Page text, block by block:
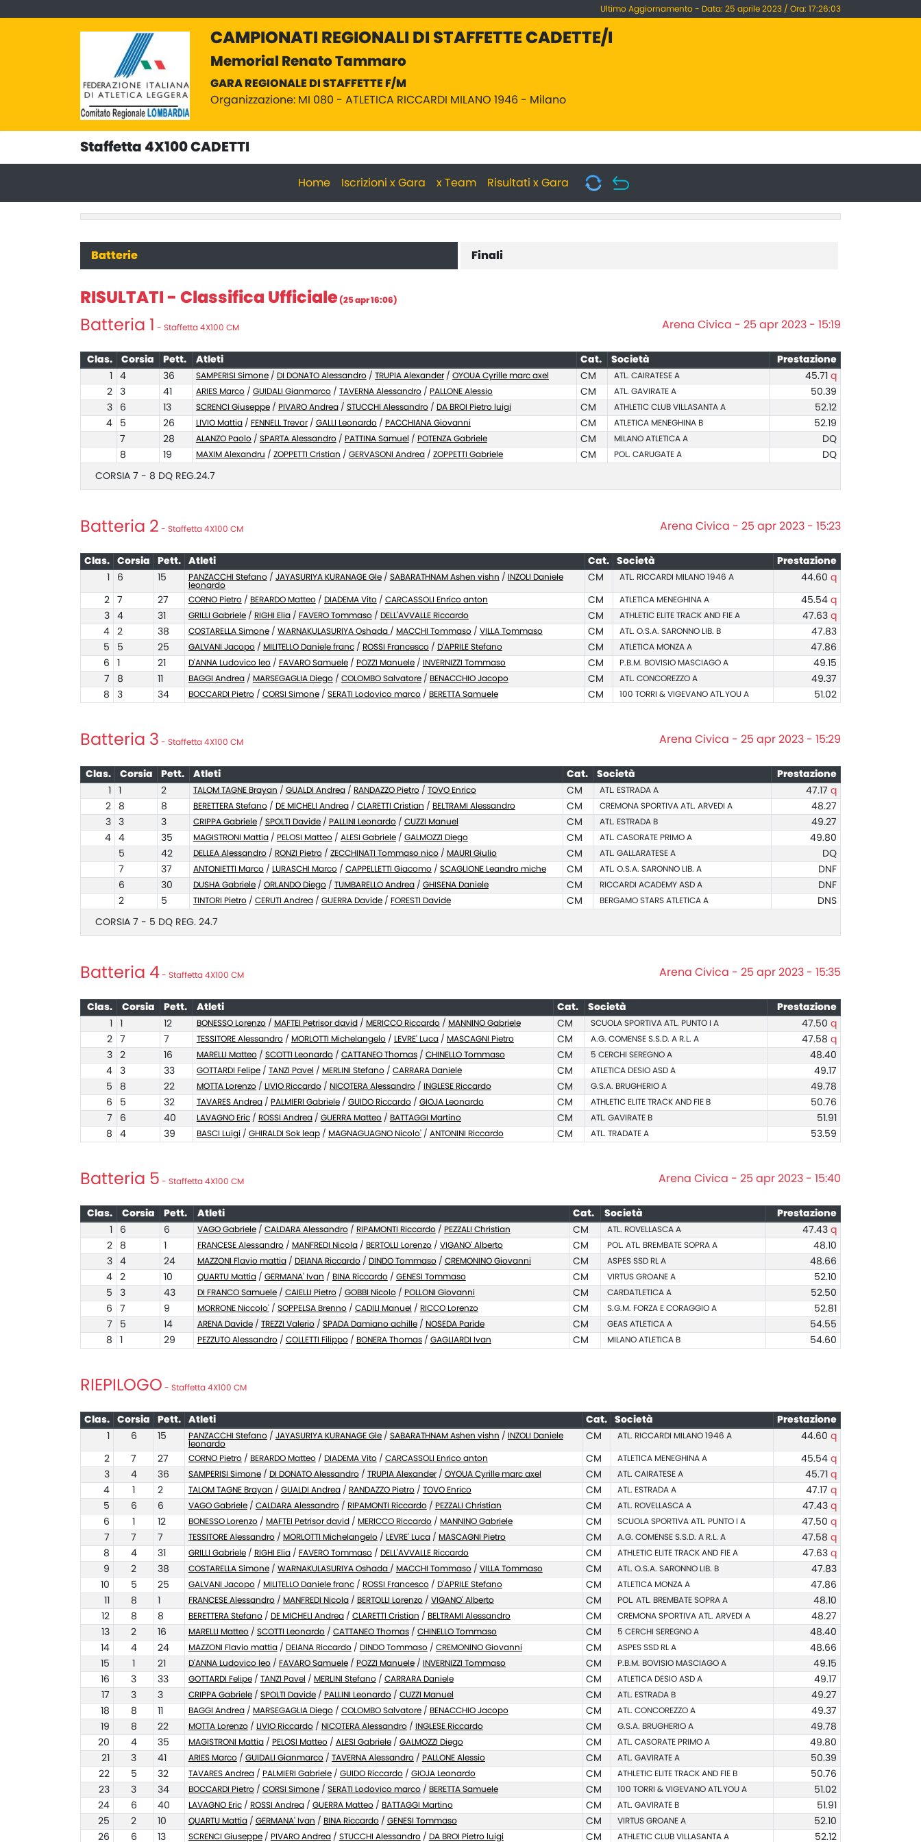
Ultimo Aggiornamento - Data: 25 aprile 2023 / Ora: 17:26:03
CAMPIONATI REGIONALI DI STAFFETTE CADETTE/I
Memorial Renato Tammaro
GARA REGIONALE DI STAFFETTE F/M
Organizzazione: MI 080 - ATLETICA RICCARDI MILANO 1946 - Milano
Staffetta 4X100 CADETTI
Home Iscrizioni x Gara x Team Risultati x Gara
Batterie Finali
RISULTATI - Classifica Ufficiale (25 apr 16:06)
Batteria 1 - Staffetta 4X100 CM Arena Civica - 25 apr 2023 - 15:19
Clas. Corsia Pett. Atleti Cat. Società
Prestazione
1
4 36 SAMPERISI Simone/ DI DONATO Alessandro/ TRUPIA Alexander/ OYOUA Cyrille marc axel CM ATL. CAIRATESE A 45.71 q
2
3 41 ARIES Marco/ GUIDALI Gianmarco/ TAVERNA Alessandro/ PALLONE Alessio CM ATL. GAVIRATE A
50.39
3
6 13 SCRENCI Giuseppe/ PIVARO Andrea/ STUCCHI Alessandro/ DA BROI Pietro luigi CM ATHLETIC CLUB VILLASANTA A
52.12
4
5 26 LIVIO Mattia/ FENNELL Trevor/ GALLI Leonardo/ PACCHIANA Giovanni CM ATLETICA MENEGHINA B
52.19
7
28 ALANZO Paolo/ SPARTA Alessandro/ PATTINA Samuel / POTENZA Gabriele CM MILANO ATLETICA A
DQ
8
19 MAXIM Alexandru / ZOPPETTI Cristian / GERVASONI Andrea/ ZOPPETTI Gabriele CM POL. CARUGATE A DQ
CORSIA 7 - 8 DQ REG.24.7
Batteria 2 - Staffetta 4X100 CM Arena Civica - 25 apr 2023 - 15:23
Clas. Corsia Pett. Atleti Cat. Società
Prestazione
1
6 15 PANZACCHI Stefano/ JAYASURIYA KURANAGE Gle/ SABARATHNAM Ashen vishn / INZOLI Daniele
leonardo
CM ATL. RICCARDI MILANO 1946 A 44.60 q
2 7 27 CORNO Pietro/ BERARDO Matteo/ DIADEMA Vito/ CARCASSOLI Enrico anton CM ATLETICA MENEGHINA A 45.54 q
3
4 31 GRILLI Gabriele/ RIGHI Elia/ FAVERO Tommaso/ DELL'AVVALLE Riccardo CM ATHLETIC ELITE TRACK AND FIE A 47.63 q
4
2 38 COSTARELLA Simone/ WARNAKULASURIYA Oshada / MACCHI Tommaso/ VILLA Tommaso CM ATL. O.S.A. SARONNO LIB. B
47.83
5
5 25 GALVANI Jacopo/ MILITELLO Daniele franc/ ROSSI Francesco/ D'APRILE Stefano CM ATLETICA MONZA A
47.86
6
1 21 D'ANNA Ludovico leo/ FAVARO Samuele/ POZZI Manuele/ INVERNIZZI Tommaso CM P.B.M. BOVISIO MASCIAGO A
49.15
7
8 11 BAGGI Andrea/ MARSEGAGLIA Diego/ COLOMBO Salvatore/ BENACCHIO Jacopo CM ATL. CONCOREZZO A
49.37
8
3 34 BOCCARDI Pietro/ CORSI Simone/ SERATI Lodovico marco/ BERETTA Samuele CM 100 TORRI & VIGEVANO ATL.YOU A 51.02
Batteria 3 - Staffetta 4X100 CM Arena Civica - 25 apr 2023 - 15:29
Clas. Corsia Pett. Atleti Cat. Società
Prestazione
1
1 2 TALOM TAGNE Brayan / GUALDI Andrea/ RANDAZZO Pietro/ TOVO Enrico CM ATL. ESTRADA A 47.17 q
2
8 8 BERETTERA Stefano/ DE MICHELI Andrea/ CLARETTI Cristian / BELTRAMI Alessandro CM CREMONA SPORTIVA ATL. ARVEDI A
48.27
3
3 3 CRIPPA Gabriele/ SPOLTI Davide/ PALLINI Leonardo/ CUZZI Manuel CM ATL. ESTRADA B
49.27
4
4 35 MAGISTRONI Mattia/ PELOSI Matteo/ ALESI Gabriele/ GALMOZZI Diego CM ATL. CASORATE PRIMO A
49.80
5
42 DELLEA Alessandro/ RONZI Pietro/ ZECCHINATI Tommaso nico/ MAURI Giulio CM ATL. GALLARATESE A
DQ
7
37 ANTONIETTI Marco/ LURASCHI Marco/ CAPPELLETTI Giacomo/ SCAGLIONE Leandro miche CM ATL. O.S.A. SARONNO LIB. A
DNF
6
30 DUSHA Gabriele/ ORLANDO Diego/ TUMBARELLO Andrea/ GHISENA Daniele CM RICCARDI ACADEMY ASD A
DNF
2
5 TINTORI Pietro/ CERUTI Andrea/ GUERRA Davide/ FORESTI Davide CM BERGAMO STARS ATLETICA A DNS
CORSIA 7 - 5 DQ REG. 24.7
Batteria 4 - Staffetta 4X100 CM Arena Civica - 25 apr 2023 - 15:35
Clas. Corsia Pett. Atleti Cat. Società
Prestazione
1
1 12 BONESSO Lorenzo/ MAFTEI Petrisor david / MERICCO Riccardo/ MANNINO Gabriele CM SCUOLA SPORTIVA ATL. PUNTO I A 47.50 q
2
7 7 TESSITORE Alessandro/ MORLOTTI Michelangelo/ LEVRE' Luca/ MASCAGNI Pietro CM A.G. COMENSE S.S.D. A R.L. A 47.58 q
3
2 16 MARELLI Matteo/ SCOTTI Leonardo/ CATTANEO Thomas/ CHINELLO Tommaso CM 5 CERCHI SEREGNO A
48.40
4
3 33 GOTTARDI Felipe/ TANZI Pavel / MERLINI Stefano/ CARRARA Daniele CM ATLETICA DESIO ASD A
49.17
5
8 22 MOTTA Lorenzo/ LIVIO Riccardo/ NICOTERA Alessandro/ INGLESE Riccardo CM G.S.A. BRUGHERIO A
49.78
6
5 32 TAVARES Andrea/ PALMIERI Gabriele/ GUIDO Riccardo/ GIOJA Leonardo CM ATHLETIC ELITE TRACK AND FIE B
50.76
7
6 40 LAVAGNO Eric/ ROSSI Andrea/ GUERRA Matteo/ BATTAGGI Martino CM ATL. GAVIRATE B
51.91
8
4 39 BASCI Luigi/ GHIRALDI Sok leap/ MAGNAGUAGNO Nicolo'/ ANTONINI Riccardo CM ATL. TRADATE A 53.59
Batteria 5 - Staffetta 4X100 CM Arena Civica - 25 apr 2023 - 15:40
Clas. Corsia Pett. Atleti Cat. Società
Prestazione
1
6 6 VAGO Gabriele/ CALDARA Alessandro/ RIPAMONTI Riccardo/ PEZZALI Christian CM ATL. ROVELLASCA A 47.43 q
2
8 1 FRANCESE Alessandro/ MANFREDI Nicola/ BERTOLLI Lorenzo/ VIGANO' Alberto CM POL. ATL. BREMBATE SOPRA A
48.10
3
4 24 MAZZONI Flavio mattia/ DEIANA Riccardo/ DINDO Tommaso/ CREMONINO Giovanni CM ASPES SSD RL A
48.66
4
2 10 QUARTU Mattia/ GERMANA' Ivan / BINA Riccardo/ GENESI Tommaso CM VIRTUS GROANE A
52.10
5
3 43 DI FRANCO Samuele/ CAIELLI Pietro/ GOBBI Nicolo/ POLLONI Giovanni CM CARDATLETICA A
52.50
6
7 9 MORRONE Niccolo'/ SOPPELSA Brenno/ CADILI Manuel / RICCO Lorenzo CM S.G.M. FORZA E CORAGGIO A
52.81
7
5 14 ARENA Davide/ TREZZI Valerio/ SPADA Damiano achille/ NOSEDA Paride CM GEAS ATLETICA A
54.55
8
1 29 PEZZUTO Alessandro/ COLLETTI Filippo/ BONERA Thomas/ GAGLIARDI Ivan CM MILANO ATLETICA B 54.60
RIEPILOGO - Staffetta 4X100 CM
Clas. Corsia Pett. Atleti Cat. Società
Prestazione
1
6 15 PANZACCHI Stefano/ JAYASURIYA KURANAGE Gle/ SABARATHNAM Ashen vishn / INZOLI Daniele
leonardo
CM ATL. RICCARDI MILANO 1946 A 44.60 q
2 7 27 CORNO Pietro/ BERARDO Matteo/ DIADEMA Vito/ CARCASSOLI Enrico anton CM ATLETICA MENEGHINA A 45.54 q
3
4 36 SAMPERISI Simone/ DI DONATO Alessandro/ TRUPIA Alexander/ OYOUA Cyrille marc axel CM ATL. CAIRATESE A 45.71 q
4
1 2 TALOM TAGNE Brayan / GUALDI Andrea/ RANDAZZO Pietro/ TOVO Enrico CM ATL. ESTRADA A 47.17 q
5
6 6 VAGO Gabriele/ CALDARA Alessandro/ RIPAMONTI Riccardo/ PEZZALI Christian CM ATL. ROVELLASCA A 47.43 q
6
1 12 BONESSO Lorenzo/ MAFTEI Petrisor david / MERICCO Riccardo/ MANNINO Gabriele CM SCUOLA SPORTIVA ATL. PUNTO I A 47.50 q
7
7 7 TESSITORE Alessandro/ MORLOTTI Michelangelo/ LEVRE' Luca/ MASCAGNI Pietro CM A.G. COMENSE S.S.D. A R.L. A 47.58 q
8
4 31 GRILLI Gabriele/ RIGHI Elia/ FAVERO Tommaso/ DELL'AVVALLE Riccardo CM ATHLETIC ELITE TRACK AND FIE A 47.63 q
9
2 38 COSTARELLA Simone/ WARNAKULASURIYA Oshada / MACCHI Tommaso/ VILLA Tommaso CM ATL. O.S.A. SARONNO LIB. B
47.83
10
5 25 GALVANI Jacopo/ MILITELLO Daniele franc/ ROSSI Francesco/ D'APRILE Stefano CM ATLETICA MONZA A
47.86
11
8 1 FRANCESE Alessandro/ MANFREDI Nicola/ BERTOLLI Lorenzo/ VIGANO' Alberto CM POL. ATL. BREMBATE SOPRA A
48.10
12
8 8 BERETTERA Stefano/ DE MICHELI Andrea/ CLARETTI Cristian / BELTRAMI Alessandro CM CREMONA SPORTIVA ATL. ARVEDI A
48.27
13
2 16 MARELLI Matteo/ SCOTTI Leonardo/ CATTANEO Thomas/ CHINELLO Tommaso CM 5 CERCHI SEREGNO A
48.40
14
4 24 MAZZONI Flavio mattia/ DEIANA Riccardo/ DINDO Tommaso/ CREMONINO Giovanni CM ASPES SSD RL A
48.66
15
1 21 D'ANNA Ludovico leo/ FAVARO Samuele/ POZZI Manuele/ INVERNIZZI Tommaso CM P.B.M. BOVISIO MASCIAGO A
49.15
16
3 33 GOTTARDI Felipe/ TANZI Pavel / MERLINI Stefano/ CARRARA Daniele CM ATLETICA DESIO ASD A
49.17
17
3 3 CRIPPA Gabriele/ SPOLTI Davide/ PALLINI Leonardo/ CUZZI Manuel CM ATL. ESTRADA B
49.27
18
8 11 BAGGI Andrea/ MARSEGAGLIA Diego/ COLOMBO Salvatore/ BENACCHIO Jacopo CM ATL. CONCOREZZO A
49.37
19
8 22 MOTTA Lorenzo/ LIVIO Riccardo/ NICOTERA Alessandro/ INGLESE Riccardo CM G.S.A. BRUGHERIO A
49.78
20
4 35 MAGISTRONI Mattia/ PELOSI Matteo/ ALESI Gabriele/ GALMOZZI Diego CM ATL. CASORATE PRIMO A
49.80
21
3 41 ARIES Marco/ GUIDALI Gianmarco/ TAVERNA Alessandro/ PALLONE Alessio CM ATL. GAVIRATE A
50.39
22
5 32 TAVARES Andrea/ PALMIERI Gabriele/ GUIDO Riccardo/ GIOJA Leonardo CM ATHLETIC ELITE TRACK AND FIE B
50.76
23
3 34 BOCCARDI Pietro/ CORSI Simone/ SERATI Lodovico marco/ BERETTA Samuele CM 100 TORRI & VIGEVANO ATL.YOU A
51.02
24
6 40 LAVAGNO Eric/ ROSSI Andrea/ GUERRA Matteo/ BATTAGGI Martino CM ATL. GAVIRATE B
51.91
25
2 10 QUARTU Mattia/ GERMANA' Ivan / BINA Riccardo/ GENESI Tommaso CM VIRTUS GROANE A
52.10
26
6 13 SCRENCI Giuseppe/ PIVARO Andrea/ STUCCHI Alessandro/ DA BROI Pietro luigi CM ATHLETIC CLUB VILLASANTA A 52.12